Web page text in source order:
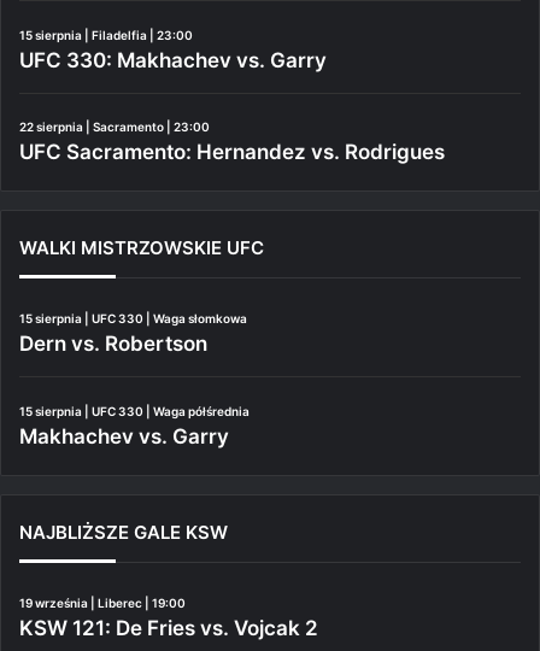
15 sierpnia | Filadelfia | 23:00
UFC 330: Makhachev vs. Garry
22 sierpnia | Sacramento | 23:00
UFC Sacramento: Hernandez vs. Rodrigues
WALKI MISTRZOWSKIE UFC
15 sierpnia | UFC 330 | Waga słomkowa
Dern vs. Robertson
15 sierpnia | UFC 330 | Waga półśrednia
Makhachev vs. Garry
NAJBLIŻSZE GALE KSW
19 września | Liberec | 19:00
KSW 121: De Fries vs. Vojcak 2